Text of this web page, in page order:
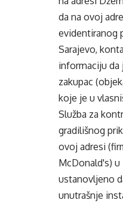
da na ovoj
evidentiranog
Sarajevo,
informaciju
zakupac
koje je u
Služba za
gradilišnog
ovoj adresi
McDonald's)
ustanovljeno
unutrašnje